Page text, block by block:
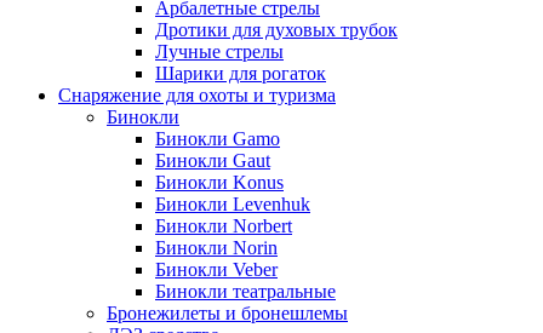
Арбалетные стрелы
Дротики для духовых трубок
Лучные стрелы
Шарики для рогаток
Снаряжение для охоты и туризма
Бинокли
Бинокли Gamo
Бинокли Gaut
Бинокли Konus
Бинокли Levenhuk
Бинокли Norbert
Бинокли Norin
Бинокли Veber
Бинокли театральные
Бронежилеты и бронешлемы